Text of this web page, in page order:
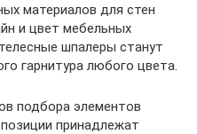
материалов для стен
и цвет мебельных
шпалеры станут
гарнитура любого цвета.
подбора элементов
принадлежат